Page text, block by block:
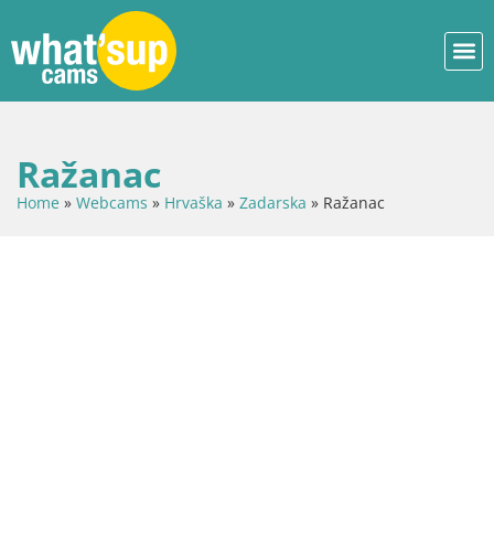
Ražanac
Home » Webcams » Hrvaška » Zadarska » Ražanac